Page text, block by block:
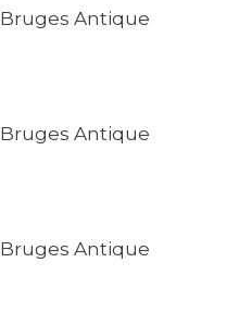
Bruges Antique
Bruges Antique
Bruges Antique